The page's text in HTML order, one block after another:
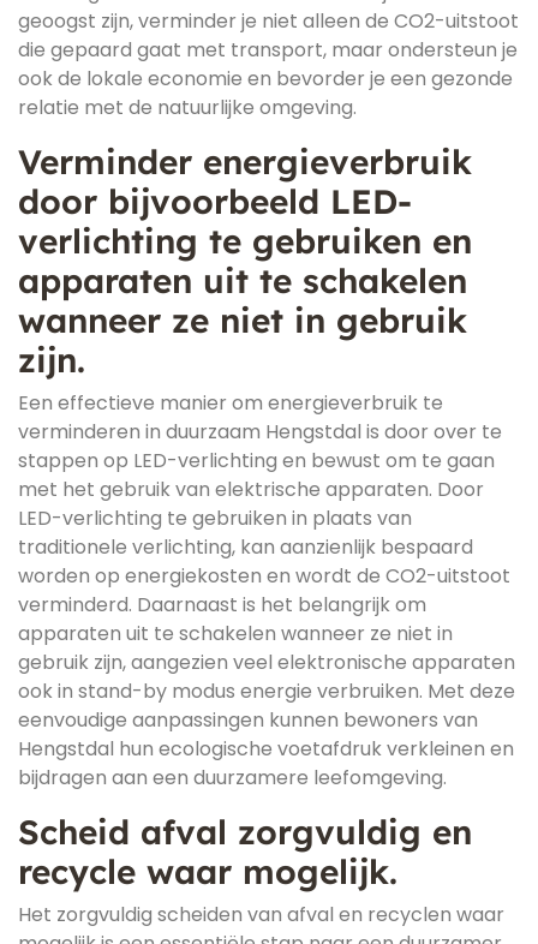
geoogst zijn, verminder je niet alleen de CO2-uitstoot
die gepaard gaat met transport, maar ondersteun je
ook de lokale economie en bevorder je een gezonde
relatie met de natuurlijke omgeving.
Verminder energieverbruik
door bijvoorbeeld LED-
verlichting te gebruiken en
apparaten uit te schakelen
wanneer ze niet in gebruik
zijn.
Een effectieve manier om energieverbruik te
verminderen in duurzaam Hengstdal is door over te
stappen op LED-verlichting en bewust om te gaan
met het gebruik van elektrische apparaten. Door
LED-verlichting te gebruiken in plaats van
traditionele verlichting, kan aanzienlijk bespaard
worden op energiekosten en wordt de CO2-uitstoot
verminderd. Daarnaast is het belangrijk om
apparaten uit te schakelen wanneer ze niet in
gebruik zijn, aangezien veel elektronische apparaten
ook in stand-by modus energie verbruiken. Met deze
eenvoudige aanpassingen kunnen bewoners van
Hengstdal hun ecologische voetafdruk verkleinen en
bijdragen aan een duurzamere leefomgeving.
Scheid afval zorgvuldig en
recycle waar mogelijk.
Het zorgvuldig scheiden van afval en recyclen waar